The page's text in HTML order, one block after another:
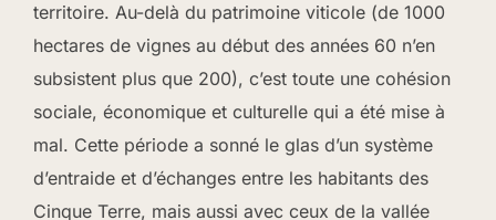
territoire. Au-delà du patrimoine viticole (de 1000
hectares de vignes au début des années 60 n’en
subsistent plus que 200), c’est toute une cohésion
sociale, économique et culturelle qui a été mise à
mal. Cette période a sonné le glas d’un système
d’entraide et d’échanges entre les habitants des
Cinque Terre, mais aussi avec ceux de la vallée